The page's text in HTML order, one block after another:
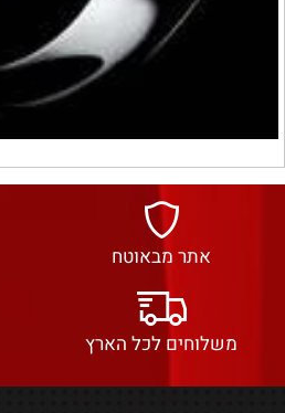
אתר מבאוטח
משלוחים לכל הארץ